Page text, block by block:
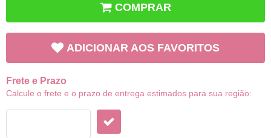
COMPRAR
ADICIONAR AOS FAVORITOS
Frete e Prazo
Calcule o frete e o prazo de entrega estimados para sua região: